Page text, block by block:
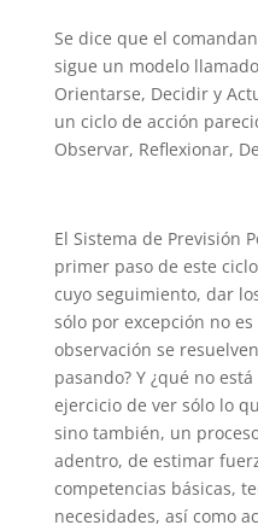
Se dice que el
sigue un modelo
Orientarse, Decidir y
un ciclo de acción
Observar, Reflexionar,
El Sistema de Previsión
primer paso de este
cuyo seguimiento, dar
sólo por excepción no
observación se
pasando? Y ¿qué no
ejercicio de ver sólo lo
sino también, un
adentro, de estimar
competencias básicas,
necesidades, así como